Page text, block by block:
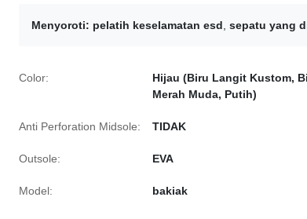
Menyoroti: pelatih keselamatan esd, sepatu yang
Color:
Hijau (Biru Langit Kustom,
Merah Muda, Putih)
Anti Perforation Midsole: TIDAK
Outsole: EVA
Model: bakiak